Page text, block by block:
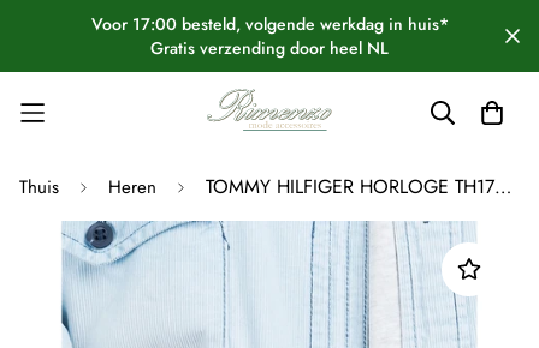
Voor 17:00 besteld, volgende werkdag in huis*
Gratis verzending door heel NL
Thuis Heren TOMMY HILFIGER HORLOGE TH1791896